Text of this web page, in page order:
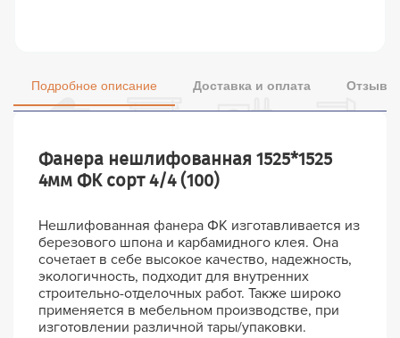
Подробное описание Доставка и оплата Отзывы
Фанера нешлифованная 1525*1525
4мм ФК сорт 4/4 (100)
Нешлифованная фанера ФК изготавливается из
березового шпона и карбамидного клея. Она
сочетает в себе высокое качество, надежность,
экологичность, подходит для внутренних
строительно-отделочных работ. Также широко
применяется в мебельном производстве, при
изготовлении различной тары/упаковки.